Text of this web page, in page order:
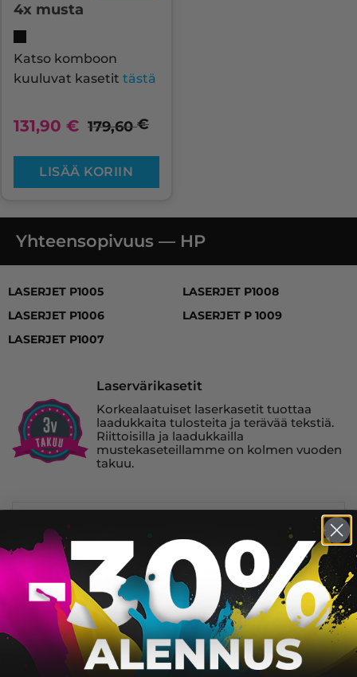
4x musta
Katso komboon
kuuluvat kasetit tästä
131,90 € 179,60€
LISÄÄ KORIIN
Yhteensopivuus — HP
LASERJET P1005
LASERJET P1006
LASERJET P1007
LASERJET P1008
LASERJET P 1009
Laservärikasetit
Korkealaatuiset laserkasetit tuottaa
laadukkaita tulosteita ja terävää tekstiä.
Riittoisilla ja laadukkailla
mustekaseteillamme on kolmen vuoden
takuu.
premium
Väri: Saatavuus: 44,90 € KORIIN
Tilaa HP mustepatruunat ja laserkasetit meiltä